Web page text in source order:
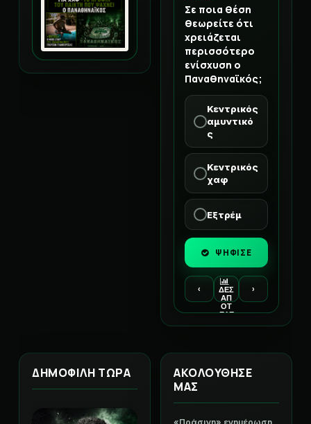
Σε ποια θέση
θεωρείτε ότι
χρειάζεται
περισσότερο
ενίσχυση ο
Παναθηναϊκός;
Κεντρικός
αμυντικό
ς
Κεντρικός
χαφ
Εξτρέμ
ΨΗΦΙΣΕ
‹
ΔΕΣ
ΑΠ
ΟΤ
ΕΛΕ
›
ΔΗΜΟΦΙΛΗ ΤΩΡΑ
ΑΚΟΛΟΥΘΗΣΕ
ΜΑΣ